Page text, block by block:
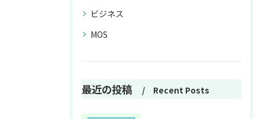
ビジネス
MOS
最近の投稿 Recent Posts